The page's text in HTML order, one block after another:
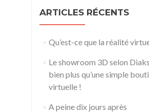
ARTICLES RÉCENTS
Qu’est-ce que la réalité
Le showroom 3D selon
bien plus qu’une simple
virtuelle !
A peine dix jours après